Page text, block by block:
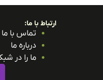
ارتباط با ما:
تماس با ما
درباره ما
ما را در